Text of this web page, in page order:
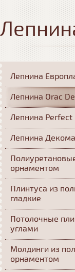
Лепнина
Лепнина Orac
Лепнина Perfect
Лепнина
орнаментом
Плинтуса из
гладкие
Потолочные
углами
Молдинги из
орнаментом